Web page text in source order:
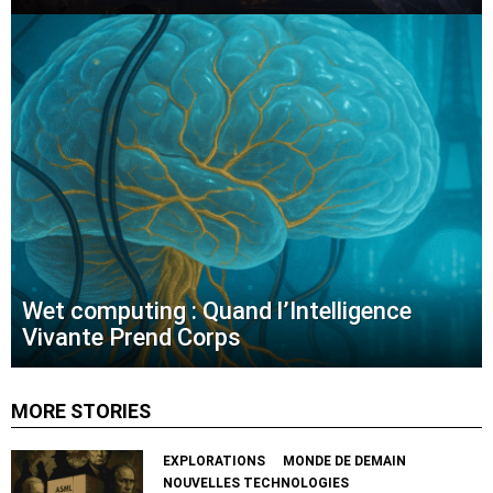
Wet computing : Quand l’Intelligence
Vivante Prend Corps
MORE STORIES
EXPLORATIONS
MONDE DE DEMAIN
NOUVELLES TECHNOLOGIES